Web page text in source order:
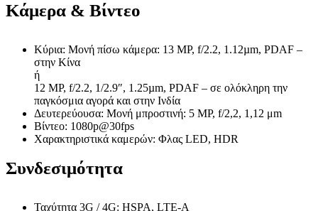
Κάμερα & Βίντεο
Κύρια: Μονή πίσω κάμερα: 13 MP, f/2.2, 1.12µm, PDAF –
στην Κίνα
ή
12 MP, f/2.2, 1/2.9″, 1.25µm, PDAF – σε ολόκληρη την
παγκόσμια αγορά και στην Ινδία
Δευτερεύουσα: Μονή μπροστινή: 5 MP, f/2,2, 1,12 μm
Βίντεο: 1080p@30fps
Χαρακτηριστικά καμερών: Φλας LED, HDR
Συνδεσιμότητα
Ταχύτητα 3G / 4G: HSPA, LTE-A